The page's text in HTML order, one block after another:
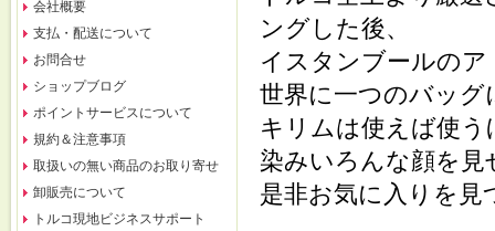
会社概要
支払・配送について
お問合せ
ショップブログ
ポイントサービスについて
規約＆注意事項
取扱いの無い商品のお取り寄せ
卸販売について
トルコ現地ビジネスサポート
ングした後、
イスタンブールの
世界に一つのバッ
キリムは使えば使
染みいろんな顔を
是非お気に入りを